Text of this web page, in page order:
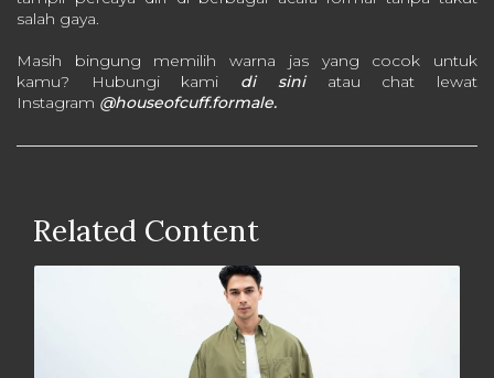
salah gaya.
Masih bingung memilih warna jas yang cocok untuk
kamu? Hubungi kami di siniatau chat lewat
Instagram @houseofcuff.formale.
Related Content